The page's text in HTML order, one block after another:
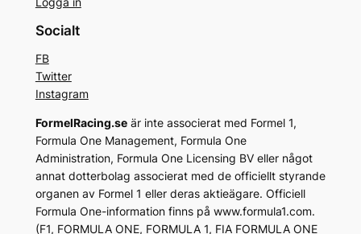
Socialt
FB
Twitter
Instagram
FormelRacing.seär inte associerat med Formel 1,
Formula One Management, Formula One
Administration, Formula One Licensing BV eller något
annat dotterbolag associerat med de officiellt styrande
organen av Formel 1 eller deras aktieägare. Officiell
Formula One-information finns på www.formula1.com.
(F1, FORMULA ONE, FORMULA 1, FIA FORMULA ONE